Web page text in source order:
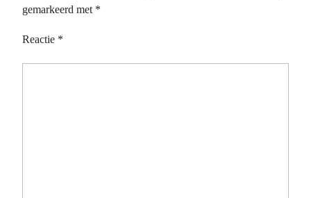
gemarkeerd met *
Reactie *